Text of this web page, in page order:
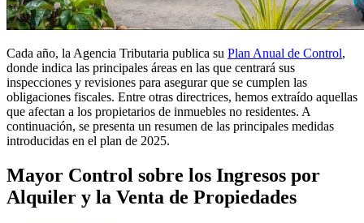
Cada año, la Agencia Tributaria publica su Plan Anual de Control,
donde indica las principales áreas en las que centrará sus
inspecciones y revisiones para asegurar que se cumplen las
obligaciones fiscales. Entre otras directrices, hemos extraído aquellas
que afectan a los propietarios de inmuebles no residentes. A
continuación, se presenta un resumen de las principales medidas
introducidas en el plan de 2025.
Mayor Control sobre los Ingresos por
Alquiler y la Venta de Propiedades